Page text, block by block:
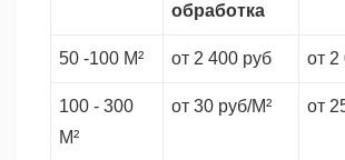
обработка
50 -100 М² от 2 400 руб от 2
100 - 300
М²
от 30 руб/М² от